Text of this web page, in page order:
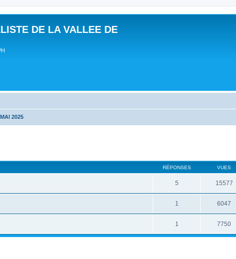
DE LA VALLEE DE
2025
RÉPONSES VUES
5 15577
1 6047
1 7750